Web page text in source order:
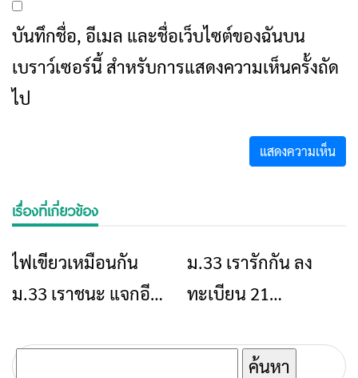
บันทึกชื่อ, อีเมล และชื่อเว็บไซต์ของฉันบน
เบราว์เซอร์นี้ สำหรับการแสดงความเห็นครั้งถัด
ไป
เรื่องที่เกี่ยวข้อง
ข่าวเชียงราย
ไฟเขียวเหมือนกัน
ม.33 เราชนะ แจกอีก
อีก 200
ข่าวเชียงราย
ม.33 เรารักกัน ลง
ทะเบียน 21
เป๋าตังครั้งแรก 22 มี.ค.
ค้นหา